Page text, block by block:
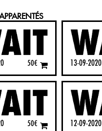
50€ 13-09-2020
50€ 12-09-2020